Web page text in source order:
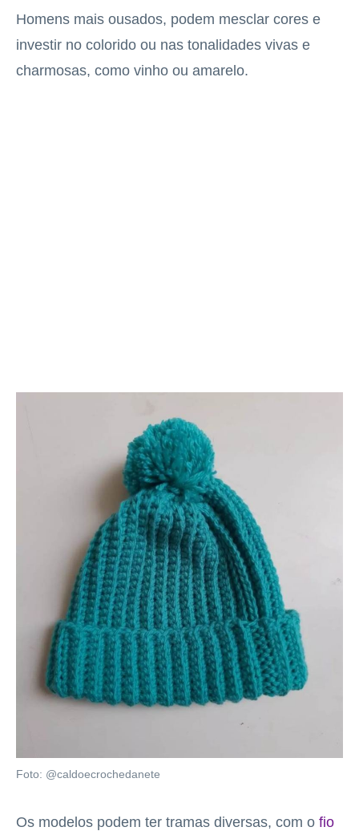
Homens mais ousados, podem mesclar cores e
investir no colorido ou nas tonalidades vivas e
charmosas, como vinho ou amarelo.
Foto: @caldoecrochedanete
Os modelos podem ter tramas diversas, com o fio